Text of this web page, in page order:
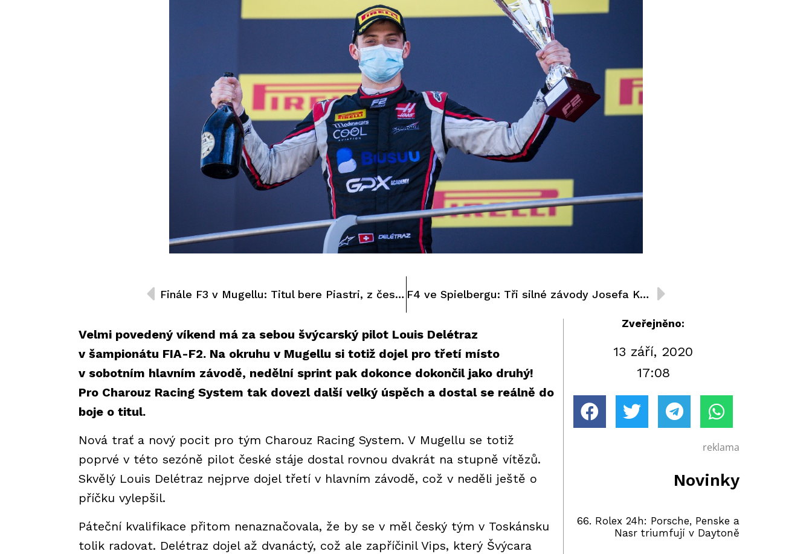
Finále F3 v Mugellu: Titul bere Piastri, z českého týmu nejlepší Staněk F4 ve Spielbergu: Tři silné závody Josefa Knoppa
Velmi povedený víkend má za sebou švýcarský pilot Louis Delétraz
v šampionátu FIA-F2. Na okruhu v Mugellu si totiž dojel pro třetí místo
v sobotním hlavním závodě, nedělní sprint pak dokonce dokončil jako druhý!
Pro Charouz Racing System tak dovezl další velký úspěch a dostal se reálně do
boje o titul.
Nová trať a nový pocit pro tým Charouz Racing System. V Mugellu se totiž
poprvé v této sezóně pilot české stáje dostal rovnou dvakrát na stupně vítězů.
Skvělý Louis Delétraz nejprve dojel třetí v hlavním závodě, což v neděli ještě o
příčku vylepšil.
Páteční kvalifikace přitom nenaznačovala, že by se v měl český tým v Toskánsku
tolik radovat. Delétraz dojel až dvanáctý, což ale zapříčinil Vips, který Švýcara
Zveřejněno:
13 září, 2020
17:08
reklama
Novinky
66. Rolex 24h: Porsche, Penske a
Nasr triumfují v Daytoně